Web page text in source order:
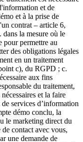
et de
et à la prise de
contrat – article 6,
la mesure où le
pour permettre au
des obligations légales
en un traitement
c), du RGPD ; c.
aux fins
du traitement,
et la faire
services d’information
démo conclu, la
le marketing direct du
contact avec vous,
une demande de